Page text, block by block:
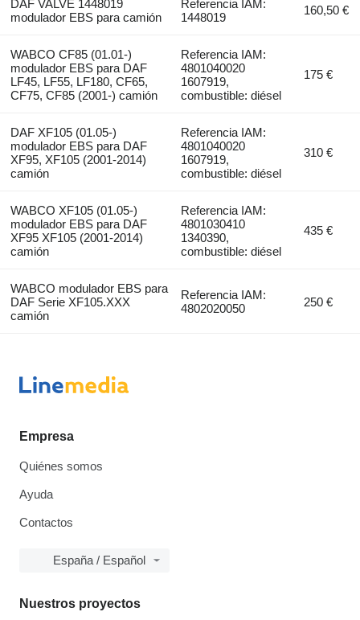
DAF VALVE 1448019
modulador EBS para camión
Referencia IAM:
1448019
160,50 €
WABCO CF85 (01.01-)
modulador EBS para DAF
LF45, LF55, LF180, CF65,
CF75, CF85 (2001-) camión
Referencia IAM:
4801040020
1607919,
combustible: diésel
175 €
DAF XF105 (01.05-)
modulador EBS para DAF
XF95, XF105 (2001-2014)
camión
Referencia IAM:
4801040020
1607919,
combustible: diésel
310 €
WABCO XF105 (01.05-)
modulador EBS para DAF
XF95 XF105 (2001-2014)
camión
Referencia IAM:
4801030410
1340390,
combustible: diésel
435 €
WABCO modulador EBS para
DAF Serie XF105.XXX
camión
Referencia IAM:
4802020050
250 €
Empresa
Quiénes somos
Ayuda
Contactos
España / Español
Nuestros proyectos